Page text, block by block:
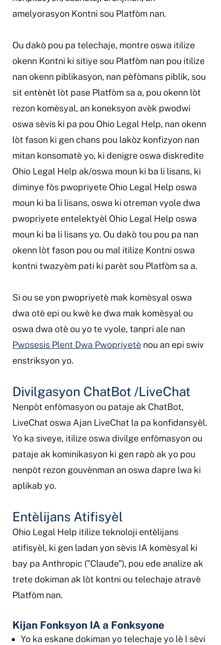
amelyorasyon Kontni sou Platfòm nan.
Ou dakò pou pa telechaje, montre oswa itilize
okenn Kontni ki sitiye sou Platfòm nan pou itilize
nan okenn piblikasyon, nan pèfòmans piblik, sou
sit entènèt lòt pase Platfòm sa a, pou okenn lòt
rezon komèsyal, an koneksyon avèk pwodwi
oswa sèvis ki pa pou Ohio Legal Help, nan okenn
lòt fason ki gen chans pou lakòz konfizyon nan
mitan konsomatè yo, ki denigre oswa diskredite
Ohio Legal Help ak/oswa moun ki ba li lisans, ki
diminye fòs pwopriyete Ohio Legal Help oswa
moun ki ba li lisans, oswa ki otreman vyole dwa
pwopriyete entelektyèl Ohio Legal Help oswa
moun ki ba li lisans yo. Ou dakò tou pou pa nan
okenn lòt fason pou ou mal itilize Kontni oswa
kontni twazyèm pati ki parèt sou Platfòm sa a.
Si ou se yon pwopriyetè mak komèsyal oswa
dwa otè epi ou kwè ke dwa mak komèsyal ou
oswa dwa otè ou yo te vyole, tanpri ale nan
Pwosesis Plent Dwa Pwopriyetènou an epi swiv
enstriksyon yo.
Divilgasyon ChatBot /LiveChat
Nenpòt enfòmasyon ou pataje ak ChatBot,
LiveChat oswa Ajan LiveChat la pa konfidansyèl.
Yo ka siveye, itilize oswa divilge enfòmasyon ou
pataje ak kominikasyon ki gen rapò ak yo pou
nenpòt rezon gouvènman an oswa dapre lwa ki
aplikab yo.
Entèlijans Atifisyèl
Ohio Legal Help itilize teknoloji entèlijans
atifisyèl, ki gen ladan yon sèvis IA komèsyal ki
bay pa Anthropic ("Claude"), pou ede analize ak
trete dokiman ak lòt kontni ou telechaje atravè
Platfòm nan.
Kijan Fonksyon IA a Fonksyone
Yo ka eskane dokiman yo telechaje yo lè l sèvi